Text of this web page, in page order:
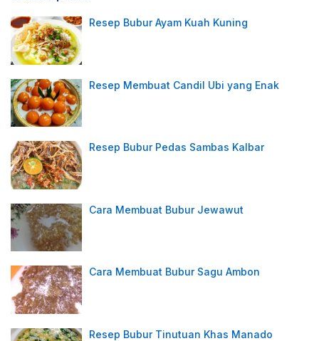
Resep Bubur Ayam Kuah Kuning
Resep Membuat Candil Ubi yang Enak
Resep Bubur Pedas Sambas Kalbar
Cara Membuat Bubur Jewawut
Cara Membuat Bubur Sagu Ambon
Resep Bubur Tinutuan Khas Manado